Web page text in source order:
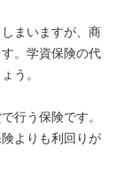
まいますが、商
。学資保険の代
う。
行う保険です。
よりも利回りが